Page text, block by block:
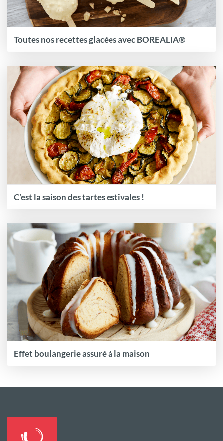
Toutes nos recettes glacées avec BOREALIA®
C’est la saison des tartes estivales !
Effet boulangerie assuré à la maison